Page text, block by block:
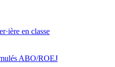
en classe
ABO/ROEJ